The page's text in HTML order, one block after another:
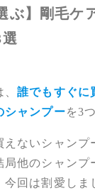
ぶ】剛毛ケ
、誰でもすぐに
シャンプーを3
えないシャンプ
局他のシャンプ
回は割愛しま